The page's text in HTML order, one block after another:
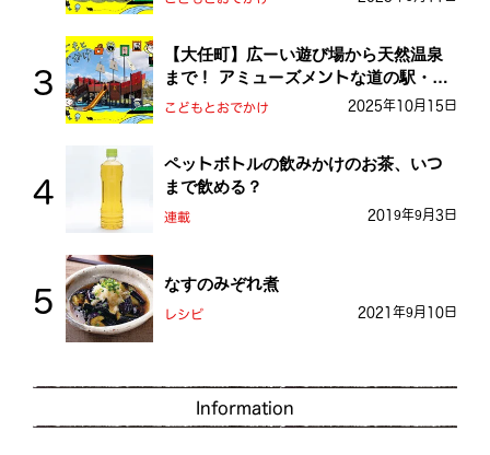
【大任町】広ーい遊び場から天然温泉
まで！ アミューズメントな道の駅・お
おとう桜街道
こどもとおでかけ 2025年10月15日
ペットボトルの飲みかけのお茶、いつ
まで飲める？
連載 2019年9月3日
なすのみぞれ煮
レシピ 2021年9月10日
Information